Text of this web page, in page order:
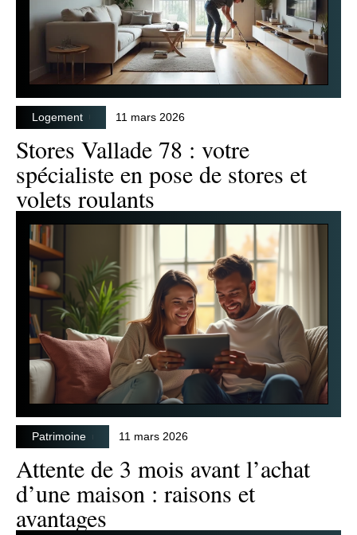
Logement 11 mars 2026
Stores Vallade 78 : votre
spécialiste en pose de stores et
volets roulants
Patrimoine 11 mars 2026
Attente de 3 mois avant l’achat
d’une maison : raisons et
avantages